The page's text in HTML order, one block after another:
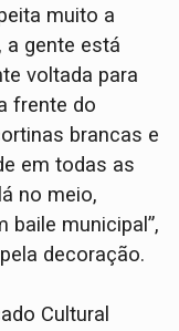
muito a
a gente está
voltada para
frente do
brancas e
em todas as
no meio,
baile municipal”,
decoração.
Cultural